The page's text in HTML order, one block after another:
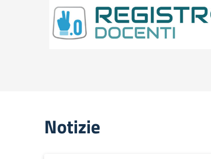
Notizie